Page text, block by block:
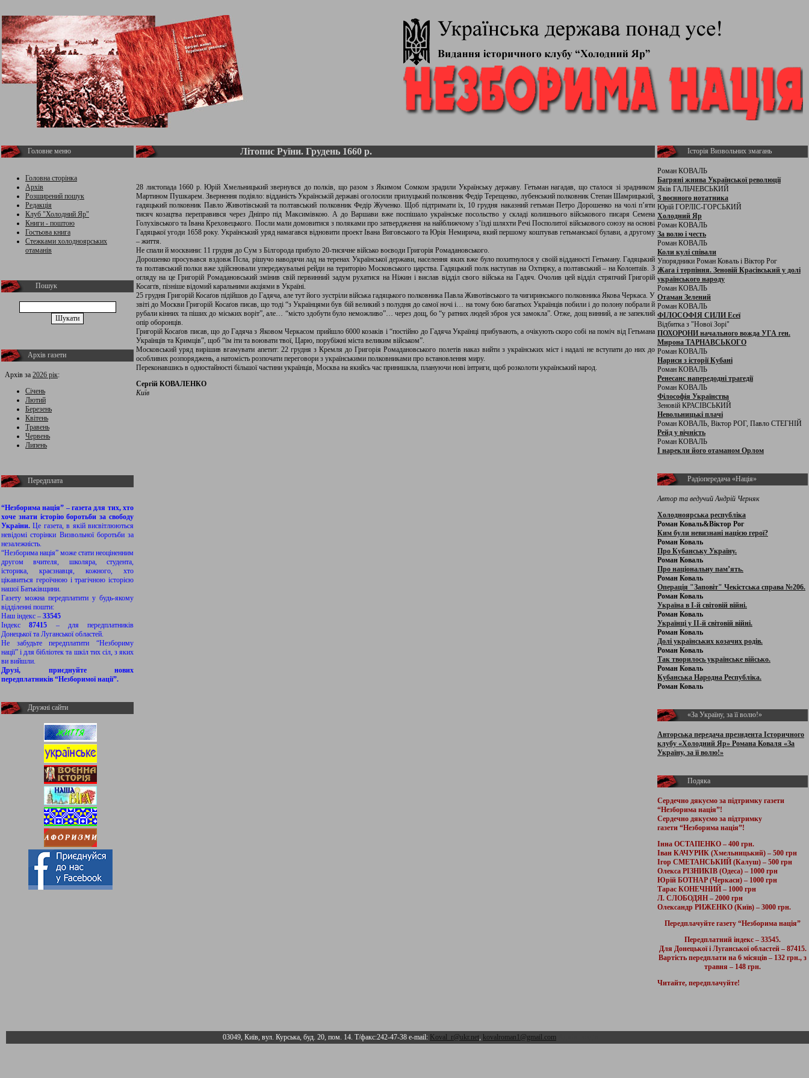
Головне меню
Головна сторінка
Архів
Розширений пошук
Редакція
Клуб "Холодний Яр"
Книги - поштою
Гостьова книга
Стежками холодноярських
отаманів
Пошук
Архів газети
Архів за 2026 рік:
Січень
Лютий
Березень
Квітень
Травень
Червень
Липень
Передплата
“Незборима нація” – газета для тих, хто
хоче знати історію боротьби за свободу
України.Це газета, в якій висвітлюються
невідомі сторінки Визвольної боротьби за
незалежність.
“Незборима нація” може стати неоціненним
другом вчителя, школяра, студента,
історика, краєзнавця, кожного, хто
цікавиться героїчною і трагічною історією
нашої Батьківщини.
Газету можна передплатити у будь-якому
відділенні пошти:
Наш індекс – 33545
Індекс87415 – для передплатників
Донецької та Луганської областей.
Не забудьте передплатити “Незбориму
нації” і для бібліотек та шкіл тих сіл, з яких
ви вийшли.
Друзі, приєднуйте нових
передплатників “Незборимої нації”.
Дружні сайти
Літопис Руїни. Грудень 1660 р.
28 листопада 1660 р. Юрій Хмельницький звернувся до полків, що разом з Якимом Сомком зрадили Українську державу. Гетьман нагадав, що сталося зі зрадником
Мартином Пушкарем. Звернення подіяло: відданість Українській державі оголосили прилуцький полковник Федір Терещенко, лубенський полковник Степан Шамрицький,
гадяцький полковник Павло Животівський та полтавський полковник Федір Жученко. Щоб підтримати їх, 10 грудня наказний гетьман Петро Дорошенко на чолі п’яти
тисяч козацтва переправився через Дніпро під Максимівкою. А до Варшави вже поспішало українське посольство у складі колишнього військового писаря Семена
Голухівського та Івана Креховецького. Посли мали домовитися з поляками про затвердження на найближчому з’їзді шляхти Речі Посполитої військового союзу на основі
Гадяцької угоди 1658 року. Український уряд намагався відновити проект Івана Виговського та Юрія Немирича, який першому коштував гетьманської булави, а другому
– життя.
Не спали й москвини: 11 грудня до Сум з Білгорода прибуло 20-тисячне військо воєводи Григорія Ромадановського.
Дорошенко просувався вздовж Псла, рішучо наводячи лад на теренах Української держави, населення яких вже було похитнулося у своїй відданості Гетьману. Гадяцький
та полтавський полки вже здійснювали упереджувальні рейди на територію Московського царства. Гадяцький полк наступав на Охтирку, а полтавський – на Колонтаїв. З
огляду на це Григорій Ромадановський змінив свій первинний задум рухатися на Ніжин і вислав відділ свого війська на Гадяч. Очолив цей відділ стряпчий Григорій
Косагґв, пізніше відомий каральними акціями в Україні.
25 грудня Григорій Косаґов підійшов до Гадяча, але тут його зустріли війська гадяцького полковника Павла Животівського та чигиринського полковника Якова Черкаса. У
звіті до Москви Григорій Косаґов писав, що тоді “з Українцями був бій великий з полудня до самої ночі і… на тому бою багатьох Українців побили і до полону побрали й
рубали кінних та піших до міських воріт”, але… “місто здобути було неможливо”… через дощ, бо “у ратних людей зброя уся замокла”. Отже, дощ винний, а не запеклий
опір оборонців.
Григорій Косаґов писав, що до Гадяча з Яковом Черкасом прийшло 6000 козаків і “постійно до Гадяча Українці прибувають, а очікують скоро собі на поміч від Гетьмана
Українців та Кримців”, щоб “їм іти та воювати твої, Царю, порубіжні міста великим військом”.
Московський уряд вирішив вгамувати апетит: 22 грудня з Кремля до Григорія Ромадановського полетів наказ вийти з українських міст і надалі не вступати до них до
особливих розпоряджень, а натомість розпочати переговори з українськими полковниками про встановлення миру.
Переконавшись в одностайності більшої частини українців, Москва на якийсь час принишкла, плануючи нові інтриги, щоб розколоти український народ.
Сергій КОВАЛЕНКО
Київ
Історія Визвольних змагань
Роман КОВАЛЬ
Багряні жнива Української революції
Яків ГАЛЬЧЕВСЬКИЙ
З воєнного нотатника
Юрій ГОРЛІС-ГОРСЬКИЙ
Холодний Яр
Роман КОВАЛЬ
За волю і честь
Роман КОВАЛЬ
Коли кулі співали
Упорядники Роман Коваль і Віктор Рог
Жага і терпіння. Зеновій Красівський у долі
українського народу
Роман КОВАЛЬ
Отаман Зелений
Роман КОВАЛЬ
ФІЛОСОФІЯ СИЛИ Есеї
Відбитка з "Нової Зорі"
ПОХОРОНИ начального вожда УГА ген.
Мирона ТАРНАВСЬКОГО
Роман КОВАЛЬ
Нариси з історії Кубані
Роман КОВАЛЬ
Ренесанс напередодні трагедії
Роман КОВАЛЬ
Філософія Українства
Зеновій КРАСІВСЬКИЙ
Невольницькі плачі
Роман КОВАЛЬ, Віктор РОГ, Павло СТЕГНІЙ
Рейд у вічність
Роман КОВАЛЬ
І нарекли його отаманом Орлом
Радіопередача «Нація»
Автор та ведучий Андрій Черняк
Холодноярська республіка
Роман Коваль&Віктор Рог
Ким були невизнані нацією герої?
Роман Коваль
Про Кубанську Україну.
Роман Коваль
Про національну пам’ять.
Роман Коваль
Операція "Заповіт" Чекістська справа №206.
Роман Коваль
Україна в І-й світовій війні.
Роман Коваль
Українці у ІІ-й світовій війні.
Роман Коваль
Долі українських козачих родів.
Роман Коваль
Так творилось українське військо.
Роман Коваль
Кубанська Народна Республіка.
Роман Коваль
«За Україну, за її волю!»
Авторська передача президента Історичного
клубу «Холодний Яр» Романа Коваля «За
Україну, за її волю!»
Подяка
Сердечно дякуємо за підтримку газети
“Незборима нація”!
Сердечно дякуємо за підтримку
газети “Незборима нація”!
Інна ОСТАПЕНКО – 400 грн.
Іван КАЧУРИК (Хмельницький) – 500 грн
Ігор СМЕТАНСЬКИЙ (Калуш) – 500 грн
Олекса РІЗНИКІВ (Одеса) – 1000 грн
Юрій БОТНАР (Черкаси) – 1000 грн
Тарас КОНЕЧНИЙ – 1000 грн
Л. СЛОБОДЯН – 2000 грн
Олександр РИЖЕНКО (Київ) – 3000 грн.
Передплачуйте газету “Незборима нація”
Передплатний індекс – 33545.
Для Донецької і Луганської областей – 87415.
Вартість передплати на 6 місяців – 132 грн., з
травня – 148 грн.
Читайте, передплачуйте!
03049, Київ, вул. Курська, буд. 20, пом. 14. Т/факс:242-47-38 e-mail: Koval_r@ukr.net, kovalroman1@gmail.com